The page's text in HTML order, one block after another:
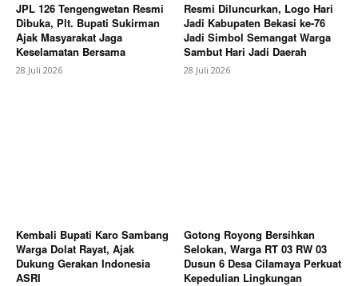
News Week
Magazine PRO
JPL 126 Tengengwetan Resmi
Dibuka, Plt. Bupati Sukirman
Ajak Masyarakat Jaga
Keselamatan Bersama
28 Juli 2026
Resmi Diluncurkan, Logo Hari
Jadi Kabupaten Bekasi ke-76
Jadi Simbol Semangat Warga
Sambut Hari Jadi Daerah
28 Juli 2026
Kembali Bupati Karo Sambang
Warga Dolat Rayat, Ajak
Dukung Gerakan Indonesia
ASRI
Gotong Royong Bersihkan
Selokan, Warga RT 03 RW 03
Dusun 6 Desa Cilamaya Perkuat
Kepedulian Lingkungan